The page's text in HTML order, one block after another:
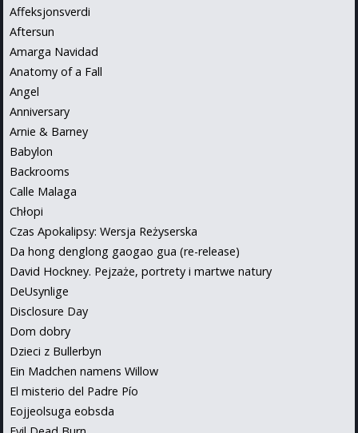
Affeksjonsverdi
Aftersun
Amarga Navidad
Anatomy of a Fall
Angel
Anniversary
Arnie & Barney
Babylon
Backrooms
Calle Malaga
Chłopi
Czas Apokalipsy: Wersja Reżyserska
Da hong denglong gaogao gua (re-release)
David Hockney. Pejzaże, portrety i martwe natury
DeUsynlige
Disclosure Day
Dom dobry
Dzieci z Bullerbyn
Ein Madchen namens Willow
El misterio del Padre Pío
Eojjeolsuga eobsda